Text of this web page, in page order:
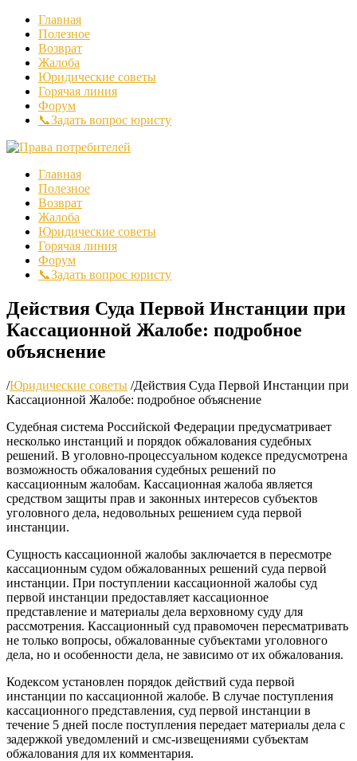
Главная
Полезное
Возврат
Жалоба
Юридические советы
Горячая линия
Форум
📞Задать вопрос юристу
Главная
Полезное
Возврат
Жалоба
Юридические советы
Горячая линия
Форум
📞Задать вопрос юристу
Действия Суда Первой Инстанции при
Кассационной Жалобе: подробное
объяснение
/Юридические советы /Действия Суда Первой Инстанции при
Кассационной Жалобе: подробное объяснение
Судебная система Российской Федерации предусматривает
несколько инстанций и порядок обжалования судебных
решений. В уголовно-процессуальном кодексе предусмотрена
возможность обжалования судебных решений по
кассационным жалобам. Кассационная жалоба является
средством защиты прав и законных интересов субъектов
уголовного дела, недовольных решением суда первой
инстанции.
Сущность кассационной жалобы заключается в пересмотре
кассационным судом обжалованных решений суда первой
инстанции. При поступлении кассационной жалобы суд
первой инстанции предоставляет кассационное
представление и материалы дела верховному суду для
рассмотрения. Кассационный суд правомочен пересматривать
не только вопросы, обжалованные субъектами уголовного
дела, но и особенности дела, не зависимо от их обжалования.
Кодексом установлен порядок действий суда первой
инстанции по кассационной жалобе. В случае поступления
кассационного представления, суд первой инстанции в
течение 5 дней после поступления передает материалы дела с
задержкой уведомлений и смс-извещениями субъектам
обжалования для их комментария.